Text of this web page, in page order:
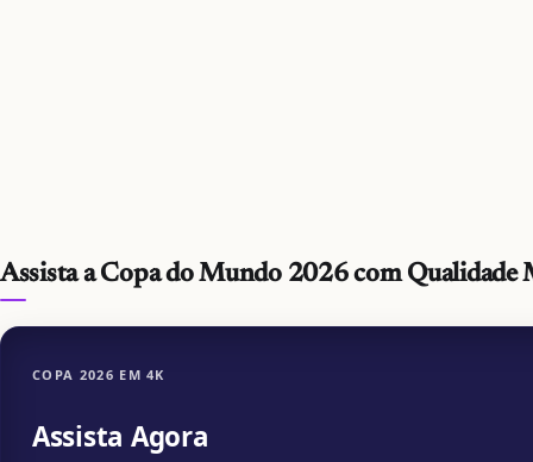
Assista a Copa do Mundo 2026 com Qualidade
COPA 2026 EM 4K
Assista Agora